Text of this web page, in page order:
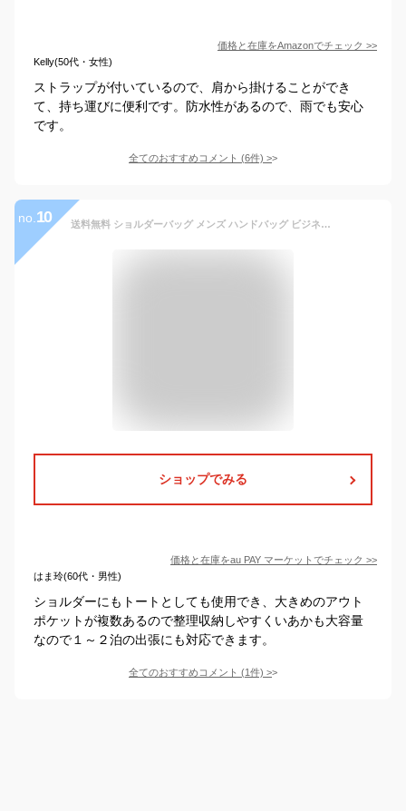
価格と在庫をAmazonでチェック >>
Kelly(50代・女性)
ストラップが付いているので、肩から掛けることができ
て、持ち運びに便利です。防水性があるので、雨でも安心
です。
全てのおすすめコメント (6件) >
no. 10 送料無料 ショルダーバッグ メンズ ハンドバッグ ビジネスバッグ トートバッグ カジュアル 大きいサイズ 掛け アウトドア かば
ショップでみる
価格と在庫をau PAY マーケット でチェック >>
はま玲(60代・男性)
ショルダーにもトートとしても使用でき、大きめのアウト
ポケットが複数あるので整理収納しやすくいあかも大容量
なので１～２泊の出張にも対応できます。
全てのおすすめコメント (1件) >